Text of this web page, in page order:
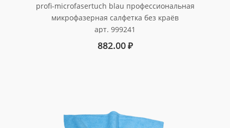
profi-microfasertuch blau профессиональная
микрофазерная салфетка без краёв
арт. 999241
882.00₽